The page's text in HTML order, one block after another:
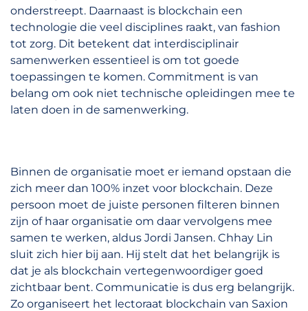
onderstreept. Daarnaast is blockchain een
technologie die veel disciplines raakt, van fashion
tot zorg. Dit betekent dat interdisciplinair
samenwerken essentieel is om tot goede
toepassingen te komen. Commitment is van
belang om ook niet technische opleidingen mee te
laten doen in de samenwerking.
Binnen de organisatie moet er iemand opstaan die
zich meer dan 100% inzet voor blockchain. Deze
persoon moet de juiste personen filteren binnen
zijn of haar organisatie om daar vervolgens mee
samen te werken, aldus Jordi Jansen. Chhay Lin
sluit zich hier bij aan. Hij stelt dat het belangrijk is
dat je als blockchain vertegenwoordiger goed
zichtbaar bent. Communicatie is dus erg belangrijk.
Zo organiseert het lectoraat blockchain van Saxion